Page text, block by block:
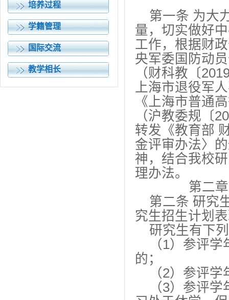
培养过程
学籍管理
国际交流
教学相长
第一条 为大
量，切实做好
工作，根据财
央军委国防动
（财科教〔
上海市退役军
《上海市普通
（沪教委规〔
转发《教育部
金评审办法〉
神，结合我校
理办法。
第二
第二条 研究
究生招生计划
研究生有下列
（1）参评学
的；
（2）参评学
（3）参评学